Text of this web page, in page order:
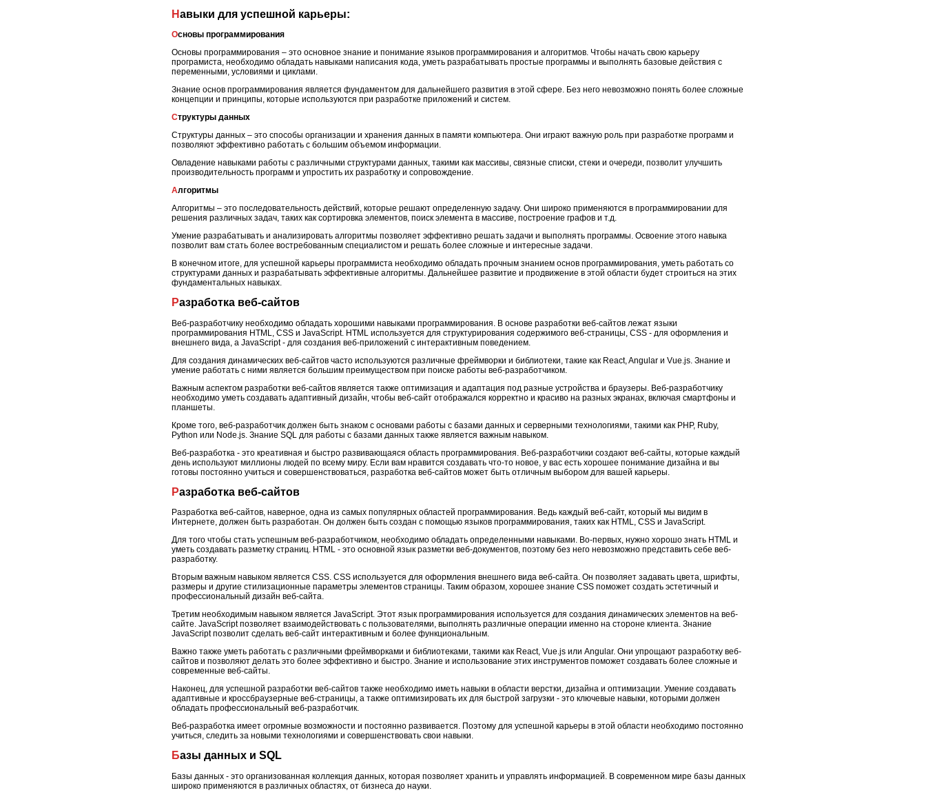
Навыки для успешной карьеры:
Основы программирования
Основы программирования – это основное знание и понимание языков программирования и алгоритмов. Чтобы начать свою карьеру
програмиста, необходимо обладать навыками написания кода, уметь разрабатывать простые программы и выполнять базовые действия с
переменными, условиями и циклами.
Знание основ программирования является фундаментом для дальнейшего развития в этой сфере. Без него невозможно понять более сложные
концепции и принципы, которые используются при разработке приложений и систем.
Структуры данных
Структуры данных – это способы организации и хранения данных в памяти компьютера. Они играют важную роль при разработке программ и
позволяют эффективно работать с большим объемом информации.
Овладение навыками работы с различными структурами данных, такими как массивы, связные списки, стеки и очереди, позволит улучшить
производительность программ и упростить их разработку и сопровождение.
Алгоритмы
Алгоритмы – это последовательность действий, которые решают определенную задачу. Они широко применяются в программировании для
решения различных задач, таких как сортировка элементов, поиск элемента в массиве, построение графов и т.д.
Умение разрабатывать и анализировать алгоритмы позволяет эффективно решать задачи и выполнять программы. Освоение этого навыка
позволит вам стать более востребованным специалистом и решать более сложные и интересные задачи.
В конечном итоге, для успешной карьеры программиста необходимо обладать прочным знанием основ программирования, уметь работать со
структурами данных и разрабатывать эффективные алгоритмы. Дальнейшее развитие и продвижение в этой области будет строиться на этих
фундаментальных навыках.
Разработка веб-сайтов
Веб-разработчику необходимо обладать хорошими навыками программирования. В основе разработки веб-сайтов лежат языки
программирования HTML, CSS и JavaScript. HTML используется для структурирования содержимого веб-страницы, CSS - для оформления и
внешнего вида, а JavaScript - для создания веб-приложений с интерактивным поведением.
Для создания динамических веб-сайтов часто используются различные фреймворки и библиотеки, такие как React, Angular и Vue.js. Знание и
умение работать с ними является большим преимуществом при поиске работы веб-разработчиком.
Важным аспектом разработки веб-сайтов является также оптимизация и адаптация под разные устройства и браузеры. Веб-разработчику
необходимо уметь создавать адаптивный дизайн, чтобы веб-сайт отображался корректно и красиво на разных экранах, включая смартфоны и
планшеты.
Кроме того, веб-разработчик должен быть знаком с основами работы с базами данных и серверными технологиями, такими как PHP, Ruby,
Python или Node.js. Знание SQL для работы с базами данных также является важным навыком.
Веб-разработка - это креативная и быстро развивающаяся область программирования. Веб-разработчики создают веб-сайты, которые каждый
день используют миллионы людей по всему миру. Если вам нравится создавать что-то новое, у вас есть хорошее понимание дизайна и вы
готовы постоянно учиться и совершенствоваться, разработка веб-сайтов может быть отличным выбором для вашей карьеры.
Разработка веб-сайтов
Разработка веб-сайтов, наверное, одна из самых популярных областей программирования. Ведь каждый веб-сайт, который мы видим в
Интернете, должен быть разработан. Он должен быть создан с помощью языков программирования, таких как HTML, CSS и JavaScript.
Для того чтобы стать успешным веб-разработчиком, необходимо обладать определенными навыками. Во-первых, нужно хорошо знать HTML и
уметь создавать разметку страниц. HTML - это основной язык разметки веб-документов, поэтому без него невозможно представить себе веб-
разработку.
Вторым важным навыком является CSS. CSS используется для оформления внешнего вида веб-сайта. Он позволяет задавать цвета, шрифты,
размеры и другие стилизационные параметры элементов страницы. Таким образом, хорошее знание CSS поможет создать эстетичный и
профессиональный дизайн веб-сайта.
Третим необходимым навыком является JavaScript. Этот язык программирования используется для создания динамических элементов на веб-
сайте. JavaScript позволяет взаимодействовать с пользователями, выполнять различные операции именно на стороне клиента. Знание
JavaScript позволит сделать веб-сайт интерактивным и более функциональным.
Важно также уметь работать с различными фреймворками и библиотеками, такими как React, Vue.js или Angular. Они упрощают разработку веб-
сайтов и позволяют делать это более эффективно и быстро. Знание и использование этих инструментов поможет создавать более сложные и
современные веб-сайты.
Наконец, для успешной разработки веб-сайтов также необходимо иметь навыки в области верстки, дизайна и оптимизации. Умение создавать
адаптивные и кроссбраузерные веб-страницы, а также оптимизировать их для быстрой загрузки - это ключевые навыки, которыми должен
обладать профессиональный веб-разработчик.
Веб-разработка имеет огромные возможности и постоянно развивается. Поэтому для успешной карьеры в этой области необходимо постоянно
учиться, следить за новыми технологиями и совершенствовать свои навыки.
Базы данных и SQL
Базы данных - это организованная коллекция данных, которая позволяет хранить и управлять информацией. В современном мире базы данных
широко применяются в различных областях, от бизнеса до науки.